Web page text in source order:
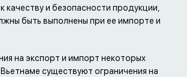
качеству и безопасности продукции,
быть выполнены при ее импорте и
на экспорт и импорт некоторых
существуют ограничения на